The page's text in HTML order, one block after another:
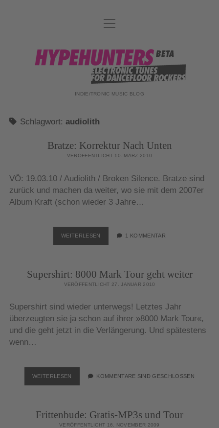
DATENSCHUTZ
DJ-TEAM
ABOUT
Menü
öffnen
hypehunters
INDIE/TRONIC MUSIC BLOG
Schlagwort: audiolith
Bratze: Korrektur Nach Unten
VERÖFFENTLICHT 10. MÄRZ 2010
VÖ: 19.03.10 / Audiolith / Broken Silence. Bratze sind
zurück und machen da weiter, wo sie mit dem 2007er
Album Kraft (schon wieder 3 Jahre…
WEITERLESEN BRATZE:
KORREKTUR
1 KOMMENTAR
Supershirt: 8000 Mark Tour geht weiter
VERÖFFENTLICHT 27. JANUAR 2010
Supershirt sind wieder unterwegs! Letztes Jahr
überzeugten sie ja schon auf ihrer »8000 Mark Tour«,
und die geht jetzt in die Verlängerung. Und spätestens
wenn…
WEITERLESEN SUPERSHIRT:
8000
GEHT
WEITER
KOMMENTARE SIND GESCHLOSSEN
Frittenbude: Gratis-MP3s und Tour
VERÖFFENTLICHT 16. NOVEMBER 2009